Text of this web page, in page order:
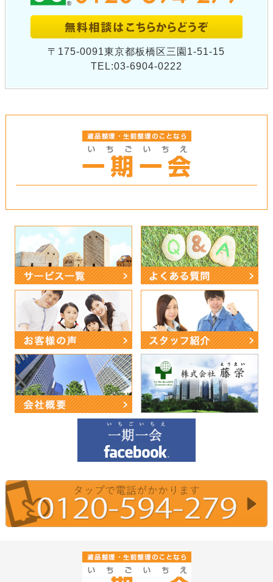
〒175-0091東京都板橋区三園1-51-15
TEL:03-6904-0222